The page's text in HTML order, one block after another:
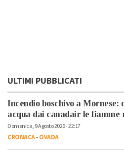
ULTIMI PUBBLICATI
Incendio boschivo a Mornese:
acqua dai canadair le fiamme
Domenica, 9 Agosto 2026 - 22:17
CRONACA-OVADA